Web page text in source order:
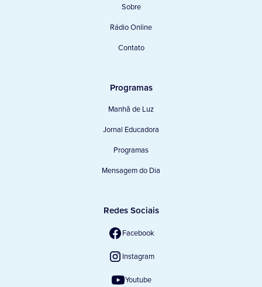
Sobre
Rádio Online
Contato
Programas
Manhã de Luz
Jornal Educadora
Programas
Mensagem do Dia
Redes Sociais
Facebook
Instagram
Youtube